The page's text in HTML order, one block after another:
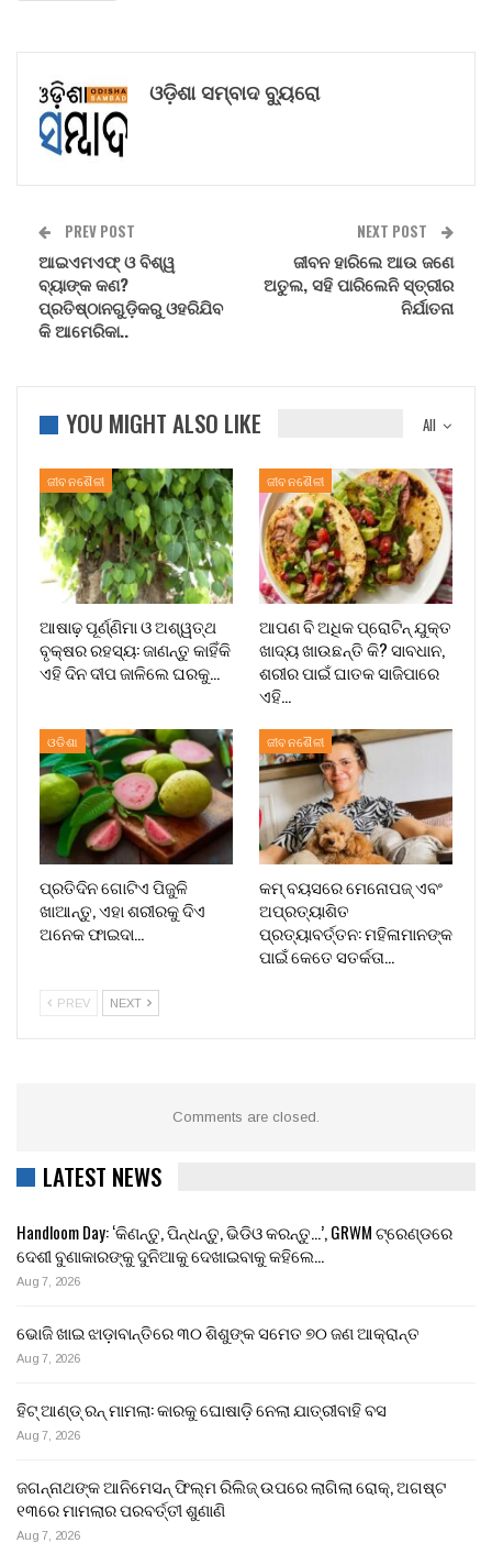
ଓଡ଼ିଶା ସମ୍ବାଦ ବ୍ୟୁରୋ
PREV POST
ଆଇଏମଏଫ୍ ଓ ବିଶ୍ୱ
ବ୍ୟାଙ୍କ କଣ?
ପ୍ରତିଷ୍ଠାନଗୁଡ଼ିକରୁ ଓହରିଯିବ
କି ଆମେରିକା..
NEXT POST
ଜୀବନ ହାରିଲେ ଆଉ ଜଣେ
ଅତୁଲ, ସହି ପାରିଲେନି ସ୍ତ୍ରୀର
ନିର୍ଯାତନା
All
YOU MIGHT ALSO LIKE
ଜୀବନଶୈଳୀ
ଆଷାଢ଼ ପୂର୍ଣ୍ଣିମା ଓ ଅଶ୍ୱତ୍ଥ
ବୃକ୍ଷର ରହସ୍ୟ: ଜାଣନ୍ତୁ କାହିଁକି
ଏହି ଦିନ ଦୀପ ଜାଳିଲେ ଘରକୁ…
ଜୀବନଶୈଳୀ
ଆପଣ ବି ଅଧିକ ପ୍ରୋଟିନ୍ ଯୁକ୍ତ
ଖାଦ୍ୟ ଖାଉଛନ୍ତି କି? ସାବଧାନ,
ଶରୀର ପାଇଁ ଘାତକ ସାଜିପାରେ
ଏହି…
ଓଡିଶା
ପ୍ରତିଦିନ ଗୋଟିଏ ପିଜୁଳି
ଖାଆନ୍ତୁ, ଏହା ଶରୀରକୁ ଦିଏ
ଅନେକ ଫାଇଦା…
ଜୀବନଶୈଳୀ
କମ୍ ବୟସରେ ମେନୋପଜ୍ ଏବଂ
ଅପ୍ରତ୍ୟାଶିତ
ପ୍ରତ୍ୟାବର୍ତ୍ତନ: ମହିଳାମାନଙ୍କ
ପାଇଁ କେତେ ସତର୍କତା…
PREV NEXT
Comments are closed.
LATEST NEWS
Handloom Day: ‘କିଣନ୍ତୁ, ପିନ୍ଧନ୍ତୁ, ଭିଡିଓ କରନ୍ତୁ…’, GRWM ଟ୍ରେଣ୍ଡରେ
ଦେଶୀ ବୁଣାକାରଙ୍କୁ ଦୁନିଆକୁ ଦେଖାଇବାକୁ କହିଲେ…
Aug 7, 2026
ଭୋଜି ଖାଇ ଝାଡ଼ାବାନ୍ତିରେ ୩୦ ଶିଶୁଙ୍କ ସମେତ ୭୦ ଜଣ ଆକ୍ରାନ୍ତ
Aug 7, 2026
ହିଟ୍ ଆଣ୍ଡ୍ ରନ୍ ମାମଲା: କାରକୁ ଘୋଷାଡ଼ି ନେଲା ଯାତ୍ରୀବାହି ବସ
Aug 7, 2026
ଜଗନ୍ନାଥଙ୍କ ଆନିମେସନ୍ ଫିଲ୍ମ ରିଲିଜ୍ ଉପରେ ଲାଗିଲା ରୋକ୍, ଅଗଷ୍ଟ
୧୩ରେ ମାମଲାର ପରବର୍ତ୍ତୀ ଶୁଣାଣି
Aug 7, 2026